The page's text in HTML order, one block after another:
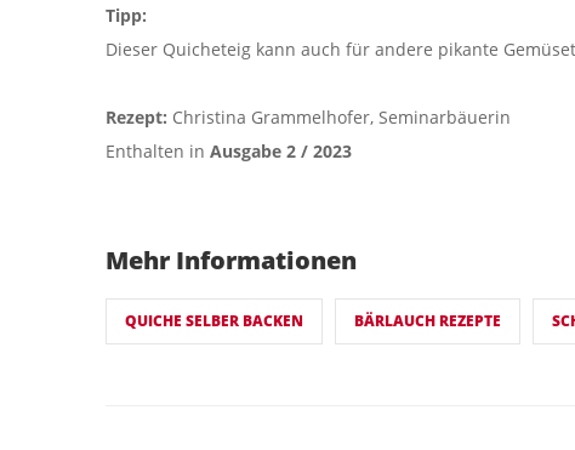
Tipp:
Dieser Quicheteig kann auch für andere pikante
Rezept: Christina Grammelhofer, Seminarbäuerin
Enthalten in Ausgabe 2 / 2023
Mehr Informationen
QUICHE SELBER BACKEN BÄRLAUCH REZEPTE